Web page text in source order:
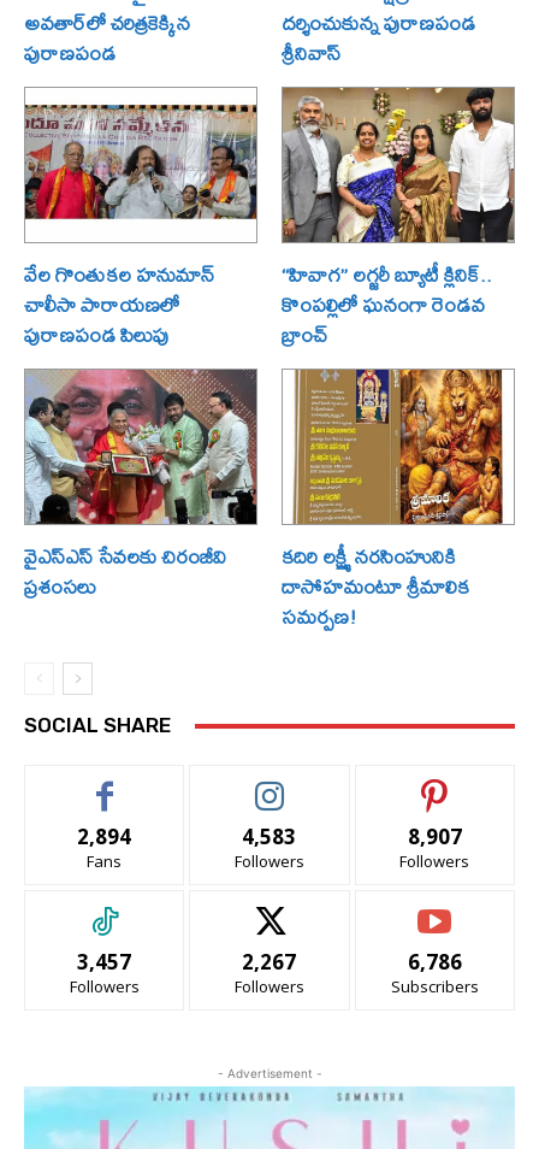
అవతార్‌లో చరిత్రకెక్కిన
పురాణపండ
దర్శించుకున్న పురాణపండ
శ్రీనివాస్
వేల గొంతుకల హనుమాన్
చాలీసా పారాయణలో
పురాణపండ పిలుపు
“హివాగ” లగ్జరీ బ్యూటీ క్లినిక్..
కొంపల్లిలో ఘనంగా రెండవ
బ్రాంచ్
వైఎస్ఎస్ సేవలకు చిరంజీవి
ప్రశంసలు
కదిరి లక్ష్మీ నరసింహునికి
దాసోహమంటూ శ్రీమాలిక
సమర్పణ!
SOCIAL SHARE
2,894
Fans
4,583
Followers
8,907
Followers
3,457
Followers
2,267
Followers
6,786
Subscribers
- Advertisement -